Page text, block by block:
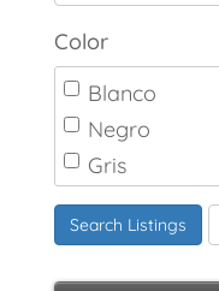
Color
Blanco
Negro
Gris
Marrón
Canela
Crema
Search Listings